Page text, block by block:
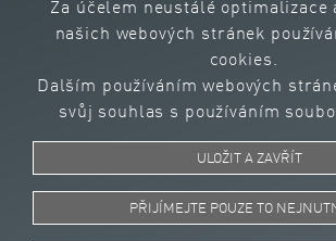
Frankfurt am Main
Southfield
Shanghai
Za účelem neustálé optimalizace
našich webových stránek
cookies.
Dalším používáním webových
svůj souhlas s používáním
ULOŽIT A ZAVŘÍT
PŘIJÍMEJTE POUZE TO